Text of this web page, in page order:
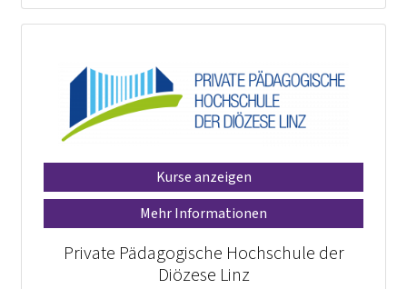
Kurse anzeigen
Mehr Informationen
Private Pädagogische Hochschule der
Diözese Linz